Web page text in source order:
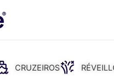
CRUZEIROS